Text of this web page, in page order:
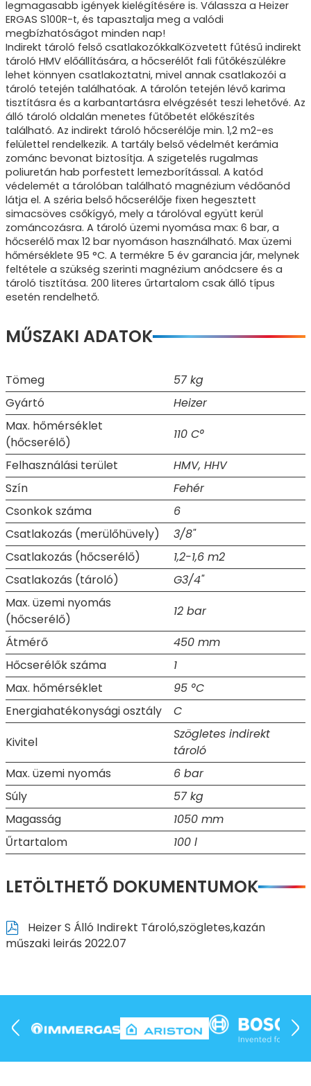
legmagasabb igények kielégítésére is. Válassza a Heizer
ERGAS S100R-t, és tapasztalja meg a valódi
megbízhatóságot minden nap!
Indirekt tároló felső csatlakozókkalKözvetett fűtésű indirekt
tároló HMV előállítására, a hőcserélőt fali fűtőkészülékre
lehet könnyen csatlakoztatni, mivel annak csatlakozói a
tároló tetején találhatóak. A tárolón tetején lévő karima
tisztításra és a karbantartásra elvégzését teszi lehetővé. Az
álló tároló oldalán menetes fűtőbetét előkészítés
található. Az indirekt tároló hőcserélője min. 1,2 m2-es
felülettel rendelkezik. A tartály belső védelmét kerámia
zománc bevonat biztosítja. A szigetelés rugalmas
poliuretán hab porfestett lemezborítással. A katód
védelemét a tárolóban található magnézium védőanód
látja el. A széria belső hőcserélője fixen hegesztett
simacsöves csőkígyó, mely a tárolóval együtt kerül
zománcozásra. A tároló üzemi nyomása max: 6 bar, a
hőcserélő max 12 bar nyomáson használható. Max üzemi
hőmérséklete 95 °C. A termékre 5 év garancia jár, melynek
feltétele a szükség szerinti magnézium anódcsere és a
tároló tisztítása. 200 literes űrtartalom csak álló típus
esetén rendelhető.
MŰSZAKI ADATOK
Tömeg
57 kg
Gyártó
Heizer
Max. hőmérséklet
(hőcserélő)
110 C°
Felhasználási terület
HMV, HHV
Szín
Fehér
Csonkok száma
6
Csatlakozás (merülőhüvely)
3/8"
Csatlakozás (hőcserélő)
1,2-1,6 m2
Csatlakozás (tároló)
G3/4"
Max. üzemi nyomás
(hőcserélő)
12 bar
Átmérő
450 mm
Hőcserélők száma
1
Max. hőmérséklet
95 °C
Energiahatékonysági osztály
C
Kivitel
Szögletes indirekt
tároló
Max. üzemi nyomás
6 bar
Súly
57 kg
Magasság
1050 mm
Űrtartalom
100 l
LETÖLTHETŐ DOKUMENTUMOK
Heizer S Álló Indirekt Tároló,szögletes,kazán
műszaki leirás 2022.07